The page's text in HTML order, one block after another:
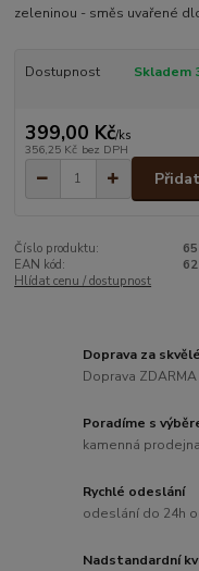
zeleninou - směs uvařené
Dostupnost Skladem
399,00 Kč/ks
356,25 Kč bez DPH
Číslo produktu:
EAN kód:
Hlídat cenu / dostupnost
Doprava za
Doprava
Poradíme s
kamenná
Rychlé odeslání
odeslání do 24h
Nadstandardní